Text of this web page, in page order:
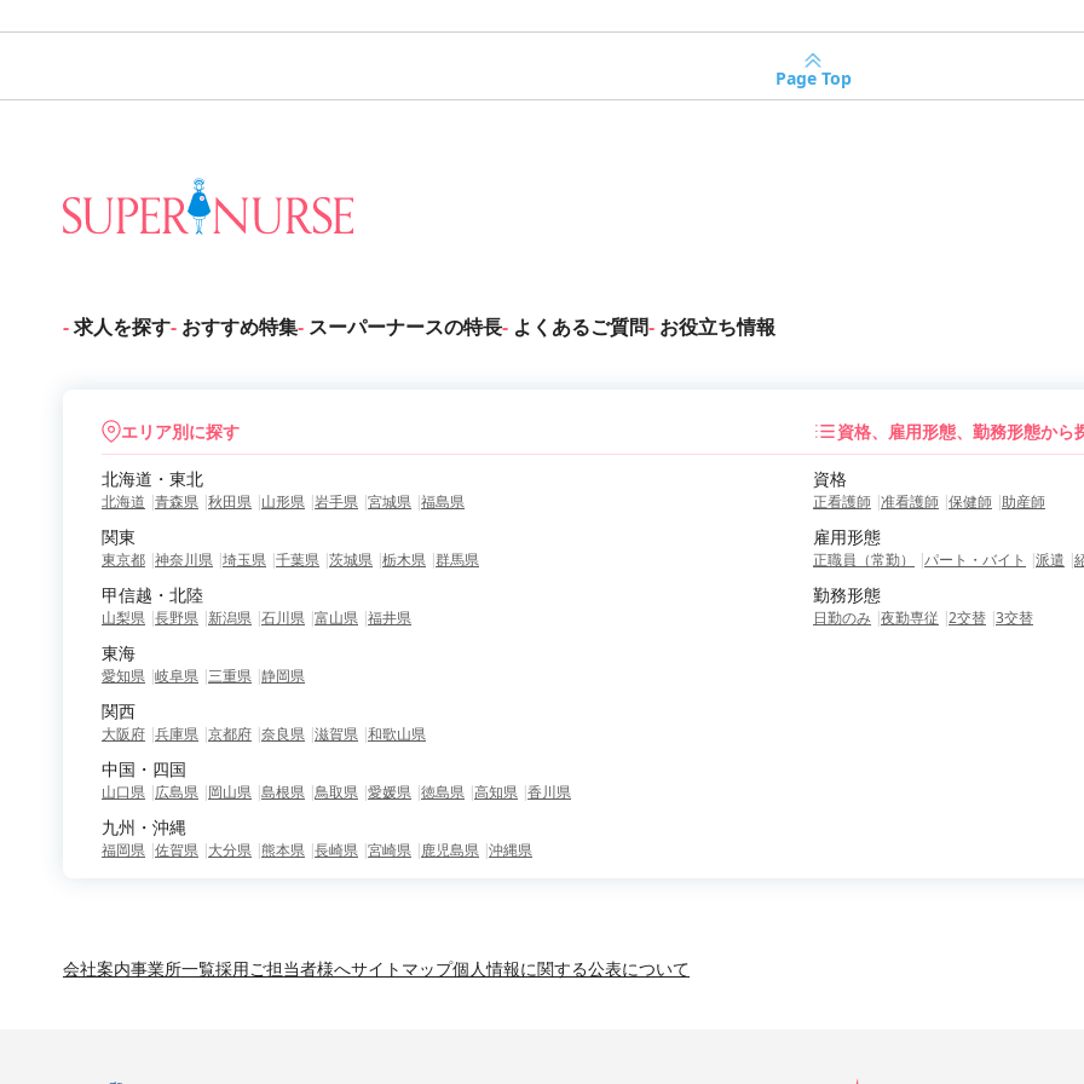
Page Top
求人を探す おすすめ特集 スーパーナースの特長 よくあるご質問 お役立ち情報
エリア別に探す
北海道・東北
北海道 青森県 秋田県 山形県 岩手県 宮城県 福島県
関東
東京都 神奈川県 埼玉県 千葉県 茨城県 栃木県 群馬県
甲信越・北陸
山梨県 長野県 新潟県 石川県 富山県 福井県
東海
愛知県 岐阜県 三重県 静岡県
関西
大阪府 兵庫県 京都府 奈良県 滋賀県 和歌山県
中国・四国
山口県 広島県 岡山県 島根県 鳥取県 愛媛県 徳島県 高知県 香川県
九州・沖縄
福岡県 佐賀県 大分県 熊本県 長崎県 宮崎県 鹿児島県 沖縄県
資格、雇用形態、勤務形態から
資格
正看護師 准看護師 保健師 助産師
雇用形態
正職員（常勤） パート・バイト 派遣
勤務形態
日勤のみ 夜勤専従 2交替 3交替
会社案内事業所一覧採用ご担当者様へサイトマップ個人情報に関する公表について